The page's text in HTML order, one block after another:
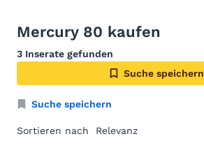
Mercury 80 kaufen
3 Inserate gefunden
Suche speichern
Suche speichern
Sortieren nach